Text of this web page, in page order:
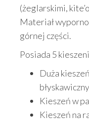
(żeglarskimi,
Materiał
górnej części.
Posiada 5
Duża
Kieszeń w
Kieszeń na